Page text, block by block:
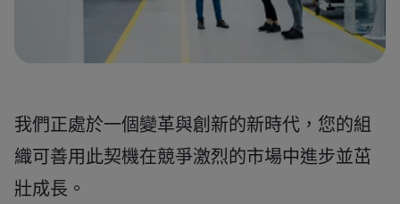
我們正處於一個變革與創新的新時代，您的組
織可善用此契機在競爭激烈的市場中進步並茁
壯成長。